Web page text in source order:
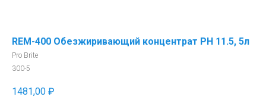
REM-400 Обезжиривающий концентрат РН 11.5, 5л
Pro Brite
300-5
1481,00 ₽